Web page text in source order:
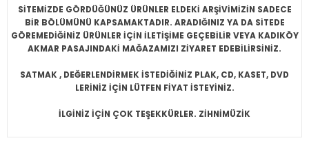
SİTEMİZDE GÖRDÜĞÜNÜZ ÜRÜNLER ELDEKİ ARŞİVİMİZİN SADECE
BİR BÖLÜMÜNÜ KAPSAMAKTADIR. ARADIĞINIZ YA DA SİTEDE
GÖREMEDİĞİNİZ ÜRÜNLER İÇİN İLETİŞİME GEÇEBİLİR VEYA KADIKÖY
AKMAR PASAJINDAKİ MAĞAZAMIZI ZİYARET EDEBİLİRSİNİZ.
SATMAK , DEĞERLENDİRMEK İSTEDİĞİNİZ PLAK, CD, KASET, DVD
LERİNİZ İÇİN LÜTFEN FİYAT İSTEYİNİZ.
İLGİNİZ İÇİN ÇOK TEŞEKKÜRLER. ZİHNİMÜZİK